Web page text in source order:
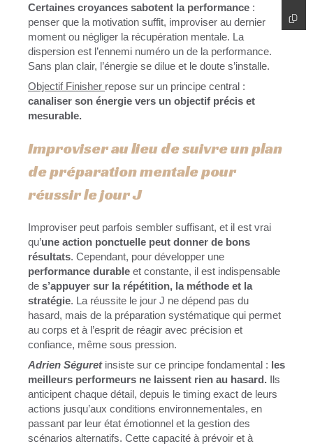
Certaines croyances sabotent la performance :
penser que la motivation suffit, improviser au dernier
moment ou négliger la récupération mentale. La
dispersion est l’ennemi numéro un de la performance.
Sans plan clair, l’énergie se dilue et le doute s’installe.
Objectif Finisher repose sur un principe central :
canaliser son énergie vers un objectif précis et
mesurable.
Improviser au lieu de suivre un plan
de préparation mentale pour
réussir le jour J
Improviser peut parfois sembler suffisant, et il est vrai
qu’une action ponctuelle peut donner de bons
résultats. Cependant, pour développer une
performance durable et constante, il est indispensable
de s’appuyer sur la répétition, la méthode et la
stratégie. La réussite le jour J ne dépend pas du
hasard, mais de la préparation systématique qui permet
au corps et à l’esprit de réagir avec précision et
confiance, même sous pression.
Adrien Séguretinsiste sur ce principe fondamental : les
meilleurs performeurs ne laissent rien au hasard. Ils
anticipent chaque détail, depuis le timing exact de leurs
actions jusqu’aux conditions environnementales, en
passant par leur état émotionnel et la gestion des
scénarios alternatifs. Cette capacité à prévoir et à